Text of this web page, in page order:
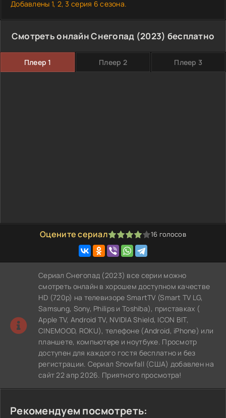
Добавлены 1, 2, 3 серия 6 сезона.
Смотреть онлайн Снегопад (2023) бесплатно
Плеер 1 Плеер 2 Плеер 3
Оцените сериал
1 2 3 4 5 16 голосов
Сериал Снегопад (2023) все серии можно
смотреть онлайн в хорошем доступном качестве
HD (720p) на телевизоре SmartTV (Smart TV LG,
Samsung, Sony, Philips и Toshiba), приставках (
Apple TV, Android TV, NVIDIA Shield, ICON BIT,
CINEMOOD, ROKU), телефоне (Android, iPhone) или
планшете, компьютере и ноутбуке. Просмотр
доступен для каждого гостя бесплатно и без
регистрации. Сериал Snowfall (США) добавлен на
сайт 22 апр 2026. Приятного просмотра!
Рекомендуем посмотреть: